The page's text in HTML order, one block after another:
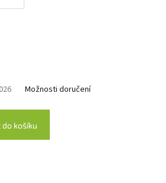
Možnosti doručení
do košíku